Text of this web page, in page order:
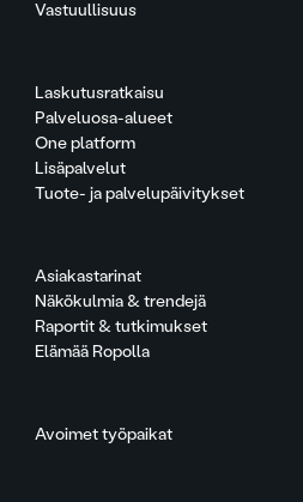
Vastuullisuus
Laskutusratkaisu
Palveluosa-alueet
One platform
Lisäpalvelut
Tuote- ja palvelupäivitykset
Asiakastarinat
Näkökulmia & trendejä
Raportit & tutkimukset
Elämää Ropolla
Avoimet työpaikat